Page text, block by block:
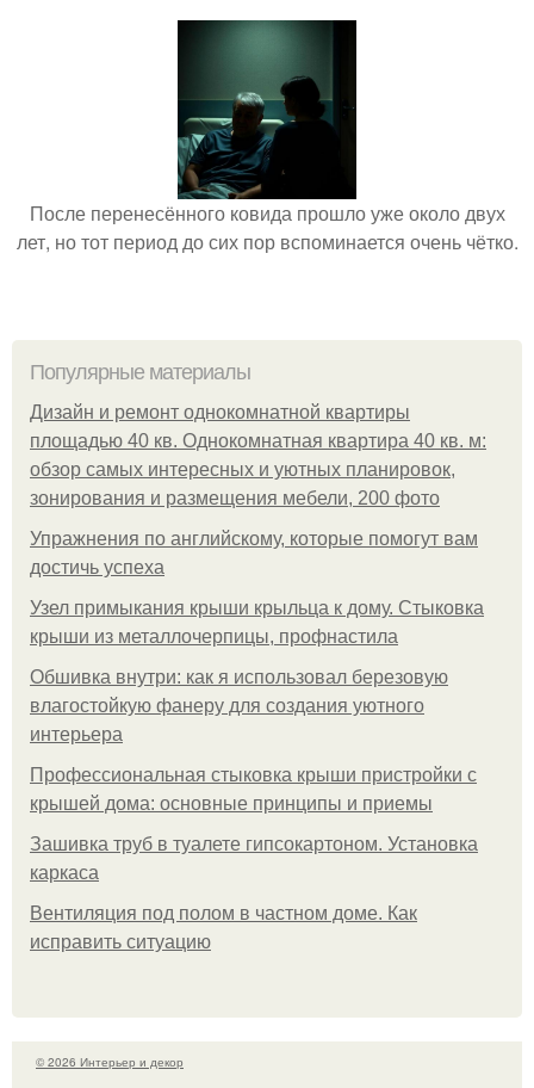
После перенесённого ковида прошло уже около двух
лет, но тот период до сих пор вспоминается очень чётко.
Популярные материалы
Дизайн и ремонт однокомнатной квартиры
площадью 40 кв. Однокомнатная квартира 40 кв. м:
обзор самых интересных и уютных планировок,
зонирования и размещения мебели, 200 фото
Упражнения по английскому, которые помогут вам
достичь успеха
Узел примыкания крыши крыльца к дому. Стыковка
крыши из металлочерпицы, профнастила
Обшивка внутри: как я использовал березовую
влагостойкую фанеру для создания уютного
интерьера
Профессиональная стыковка крыши пристройки с
крышей дома: основные принципы и приемы
Зашивка труб в туалете гипсокартоном. Установка
каркаса
Вентиляция под полом в частном доме. Как
исправить ситуацию
© 2026 Интерьер и декор